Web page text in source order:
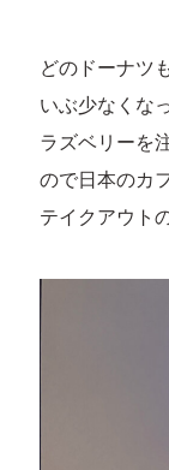
どのドーナツ
いぶ少なくな
ラズベリーを
ので日本のカ
テイクアウト